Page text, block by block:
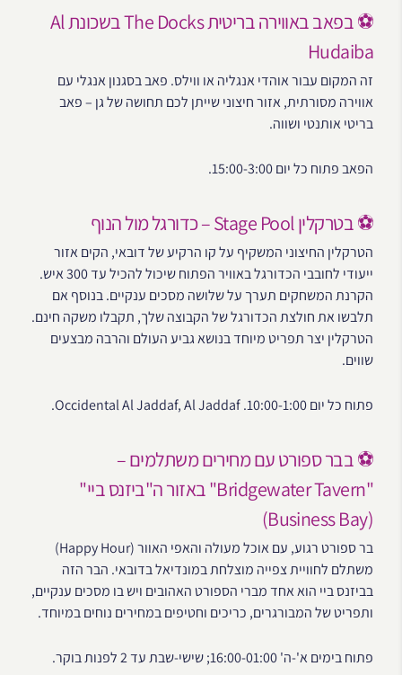
⚽ בפאב באווירה בריטית The Docks בשכונת Al
Hudaiba
זה המקום עבור אוהדי אנגליה או ווילס. פאב בסגנון אנגלי עם
אווירה מסורתית, אזור חיצוני שייתן לכם תחושה של גן – פאב
בריטי אותנטי ושווה.
הפאב פתוח כל יום 15:00-3:00.
⚽ בטרקלין Stage Pool – כדורגל מול הנוף
הטרקלין החיצוני המשקיף על קו הרקיע של דובאי, הקים אזור
ייעודי לחובבי הכדורגל באוויר הפתוח שיכול להכיל עד 300 איש.
הקרנת המשחקים תערך על שלושה מסכים ענקיים. בנוסף אם
תלבשו את חולצת הכדורגל של הקבוצה שלך, תקבלו משקה חינם.
הטרקלין יצר תפריט מיוחד בנושא גביע העולם והרבה מבצעים
שווים.
פתוח כל יום 10:00-1:00. Occidental Al Jaddaf, Al Jaddaf.
⚽ בבר ספורט עם מחירים משתלמים –
"Bridgewater Tavern" באזור ה"ביזנס ביי"
(Business Bay)
בר ספורט רגוע, עם אוכל מעולה והאפי האוור (Happy Hour)
משתלם לחוויית צפייה מוצלחת במונדיאל בדובאי. הבר הזה
בביזנס ביי הוא אחד מברי הספורט האהובים ויש בו מסכים ענקיים,
ותפריט של המבורגרים, כריכים וחטיפים במחירים נוחים במיוחד.
פתוח בימים א'-ה' 16:00-01:00; שישי-שבת עד 2 לפנות בוקר.